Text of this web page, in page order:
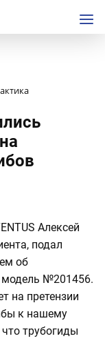
Алексей
подал
об
модель №201456.
на претензии
к нашему
трубогиды